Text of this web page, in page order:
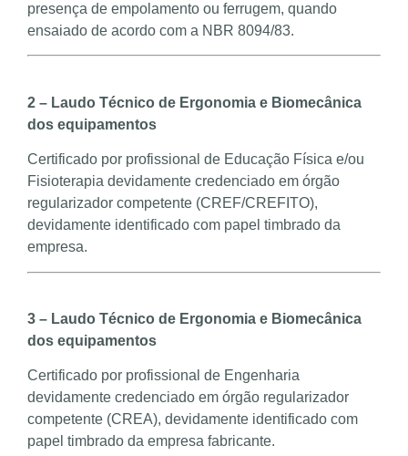
presença de empolamento ou ferrugem, quando
ensaiado de acordo com a NBR 8094/83.
2 – Laudo Técnico de Ergonomia e Biomecânica
dos equipamentos
Certificado por profissional de Educação Física e/ou
Fisioterapia devidamente credenciado em órgão
regularizador competente (CREF/CREFITO),
devidamente identificado com papel timbrado da
empresa.
3 – Laudo Técnico de Ergonomia e Biomecânica
dos equipamentos
Certificado por profissional de Engenharia
devidamente credenciado em órgão regularizador
competente (CREA), devidamente identificado com
papel timbrado da empresa fabricante.